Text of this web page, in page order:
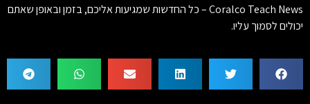
Coralco Teach News – כל החדשות שמגיעות אליכם, בזמן ובאופן שאתם
יכולים לסמוך עליו.